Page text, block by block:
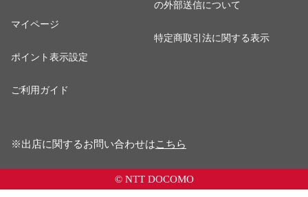
マイページ
ポイント表示設定
ご利用ガイド
の外部送信について
特定商取引法に関する表示
※出店に関するお問い合わせはこちら
© NTT DOCOMO